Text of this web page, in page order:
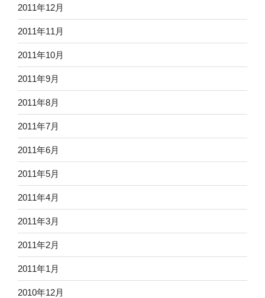
2011年12月
2011年11月
2011年10月
2011年9月
2011年8月
2011年7月
2011年6月
2011年5月
2011年4月
2011年3月
2011年2月
2011年1月
2010年12月